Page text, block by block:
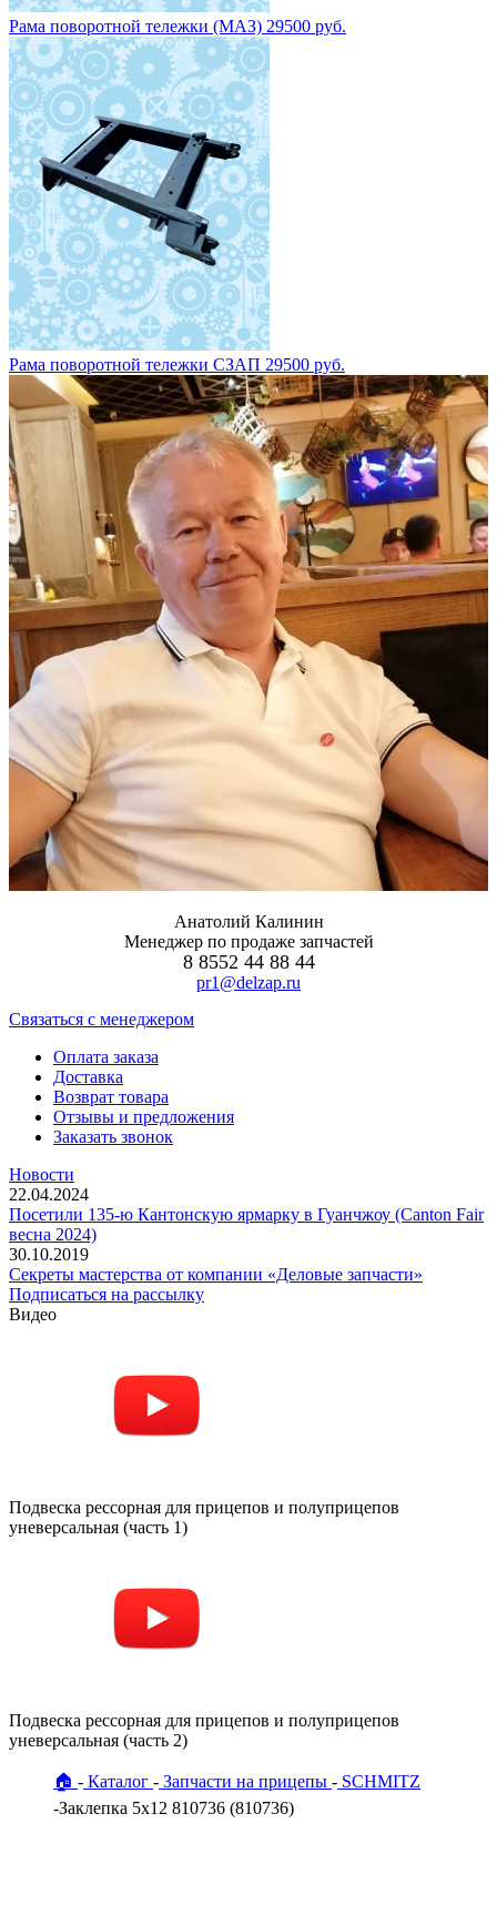
Рама поворотной тележки (МАЗ) 29500 руб.
Рама поворотной тележки СЗАП 29500 руб.
Анатолий Калинин
Менеджер по продаже запчастей
8 8552 44 88 44
pr1@delzap.ru
Cвязаться с менеджером
Оплата заказа
Доставка
Возврат товара
Отзывы и предложения
Заказать звонок
Новости
22.04.2024
Посетили 135-ю Кантонскую ярмарку в Гуанчжоу (Canton Fair
весна 2024)
30.10.2019
Секреты мастерства от компании «Деловые запчасти»
Подписаться на рассылку
Видео
Подвеска рессорная для прицепов и полуприцепов
уневерсальная (часть 1)
Подвеска рессорная для прицепов и полуприцепов
уневерсальная (часть 2)
🏠 Каталог Запчасти на прицепы
SCHMITZ
Заклепка 5х12 810736 (810736)